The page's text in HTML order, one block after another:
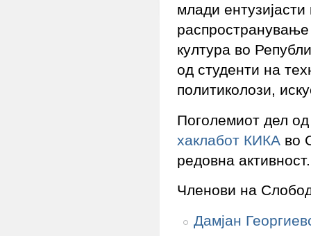
млади
култура во
од студенти на
политиколози,
Поголемиот дел
хаклабот КИКА во
редовна активност.
Членови на
Дамјан